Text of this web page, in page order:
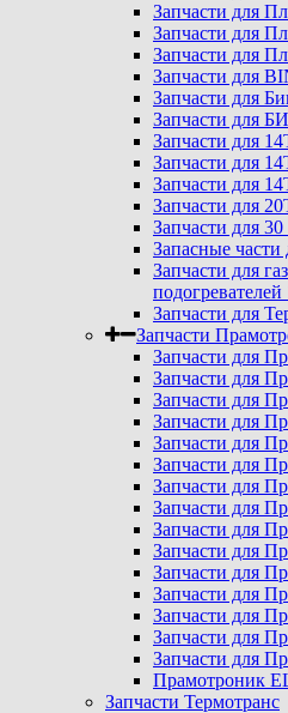
Запчасти для
Запчасти для
Запчасти для
Запчасти для
Запчасти для
Запчасти для
Запчасти для
Запчасти для
Запчасти для
Запчасти для
Запчасти для
Запасные
Запчасти для
Запчасти для
Запчасти
Запчасти для
Запчасти для
Запчасти для
Запчасти для
Запчасти для
Запчасти для
Запчасти для
Запчасти для
Запчасти для
Запчасти для
Запчасти для
Запчасти для
Запчасти для
Запчасти для
Запчасти для
Прамотроник
Запчасти Термотранс